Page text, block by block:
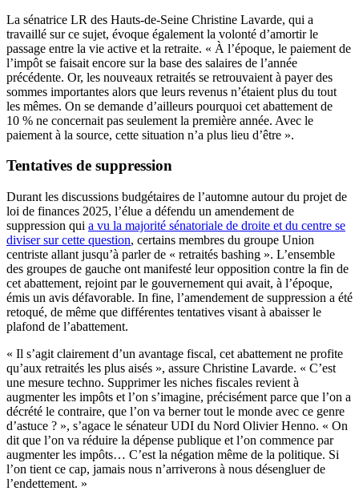
La sénatrice LR des Hauts-de-Seine Christine Lavarde, qui a
travaillé sur ce sujet, évoque également la volonté d’amortir le
passage entre la vie active et la retraite. « À l’époque, le paiement de
l’impôt se faisait encore sur la base des salaires de l’année
précédente. Or, les nouveaux retraités se retrouvaient à payer des
sommes importantes alors que leurs revenus n’étaient plus du tout
les mêmes. On se demande d’ailleurs pourquoi cet abattement de
10 % ne concernait pas seulement la première année. Avec le
paiement à la source, cette situation n’a plus lieu d’être ».
Tentatives de suppression
Durant les discussions budgétaires de l’automne autour du projet de
loi de finances 2025, l’élue a défendu un amendement de
suppression qui a vu la majorité sénatoriale de droite et du centre se
diviser sur cette question, certains membres du groupe Union
centriste allant jusqu’à parler de « retraités bashing ». L’ensemble
des groupes de gauche ont manifesté leur opposition contre la fin de
cet abattement, rejoint par le gouvernement qui avait, à l’époque,
émis un avis défavorable. In fine, l’amendement de suppression a été
retoqué, de même que différentes tentatives visant à abaisser le
plafond de l’abattement.
« Il s’agit clairement d’un avantage fiscal, cet abattement ne profite
qu’aux retraités les plus aisés », assure Christine Lavarde. « C’est
une mesure techno. Supprimer les niches fiscales revient à
augmenter les impôts et l’on s’imagine, précisément parce que l’on a
décrété le contraire, que l’on va berner tout le monde avec ce genre
d’astuce ? », s’agace le sénateur UDI du Nord Olivier Henno. « On
dit que l’on va réduire la dépense publique et l’on commence par
augmenter les impôts… C’est la négation même de la politique. Si
l’on tient ce cap, jamais nous n’arriverons à nous désengluer de
l’endettement. »